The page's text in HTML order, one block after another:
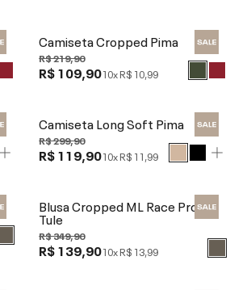
Camiseta Cropped Pima
R$ 219,90
R$ 109,9010xR$ 10,99
Camiseta Long Soft Pima
R$ 299,90
R$ 119,9010xR$ 11,99
Blusa Cropped ML Race Pro®
Tule
R$ 349,90
R$ 139,9010xR$ 13,99